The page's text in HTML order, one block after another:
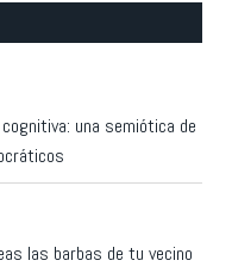
una semiótica de
las barbas de tu vecino